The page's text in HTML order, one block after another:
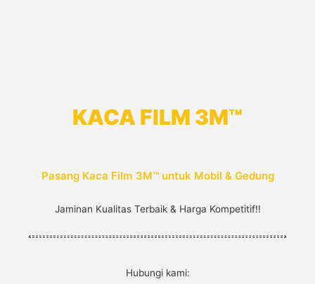
KACA FILM 3M™
Pasang Kaca Film 3M™ untuk Mobil & Gedung
Jaminan Kualitas Terbaik & Harga Kompetitif!!
Hubungi kami: